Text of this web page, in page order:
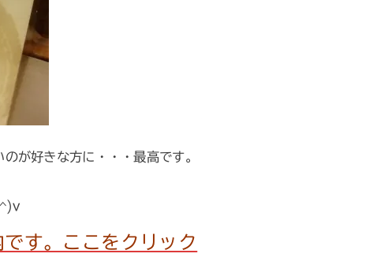
が好きな方に・・・最高です。
す。ここをクリック